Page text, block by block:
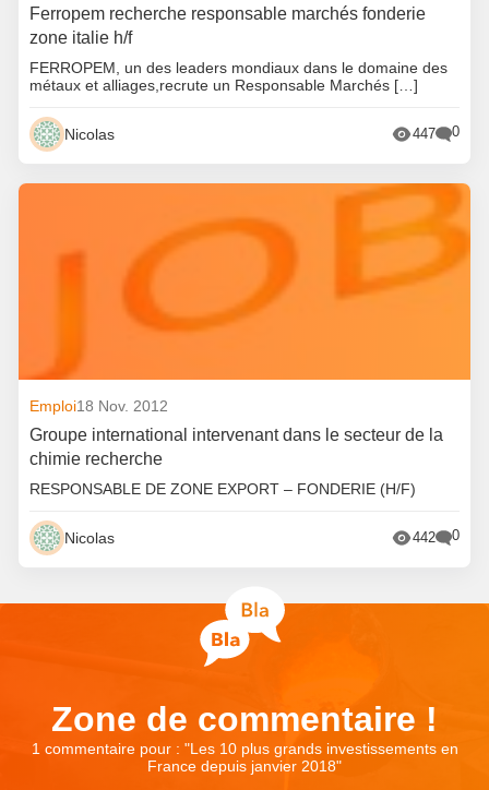
Ferropem recherche responsable marchés fonderie
zone italie h/f
FERROPEM, un des leaders mondiaux dans le domaine des
métaux et alliages,recrute un Responsable Marchés […]
Nicolas 447 0
Emploi18 Nov. 2012
Groupe international intervenant dans le secteur de la
chimie recherche
RESPONSABLE DE ZONE EXPORT – FONDERIE (H/F)
Nicolas 442 0
Zone de commentaire !
1 commentaire pour : "Les 10 plus grands investissements en
France depuis janvier 2018"